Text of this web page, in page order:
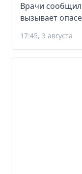
Врачи
вызывает
17:45, 3 августа